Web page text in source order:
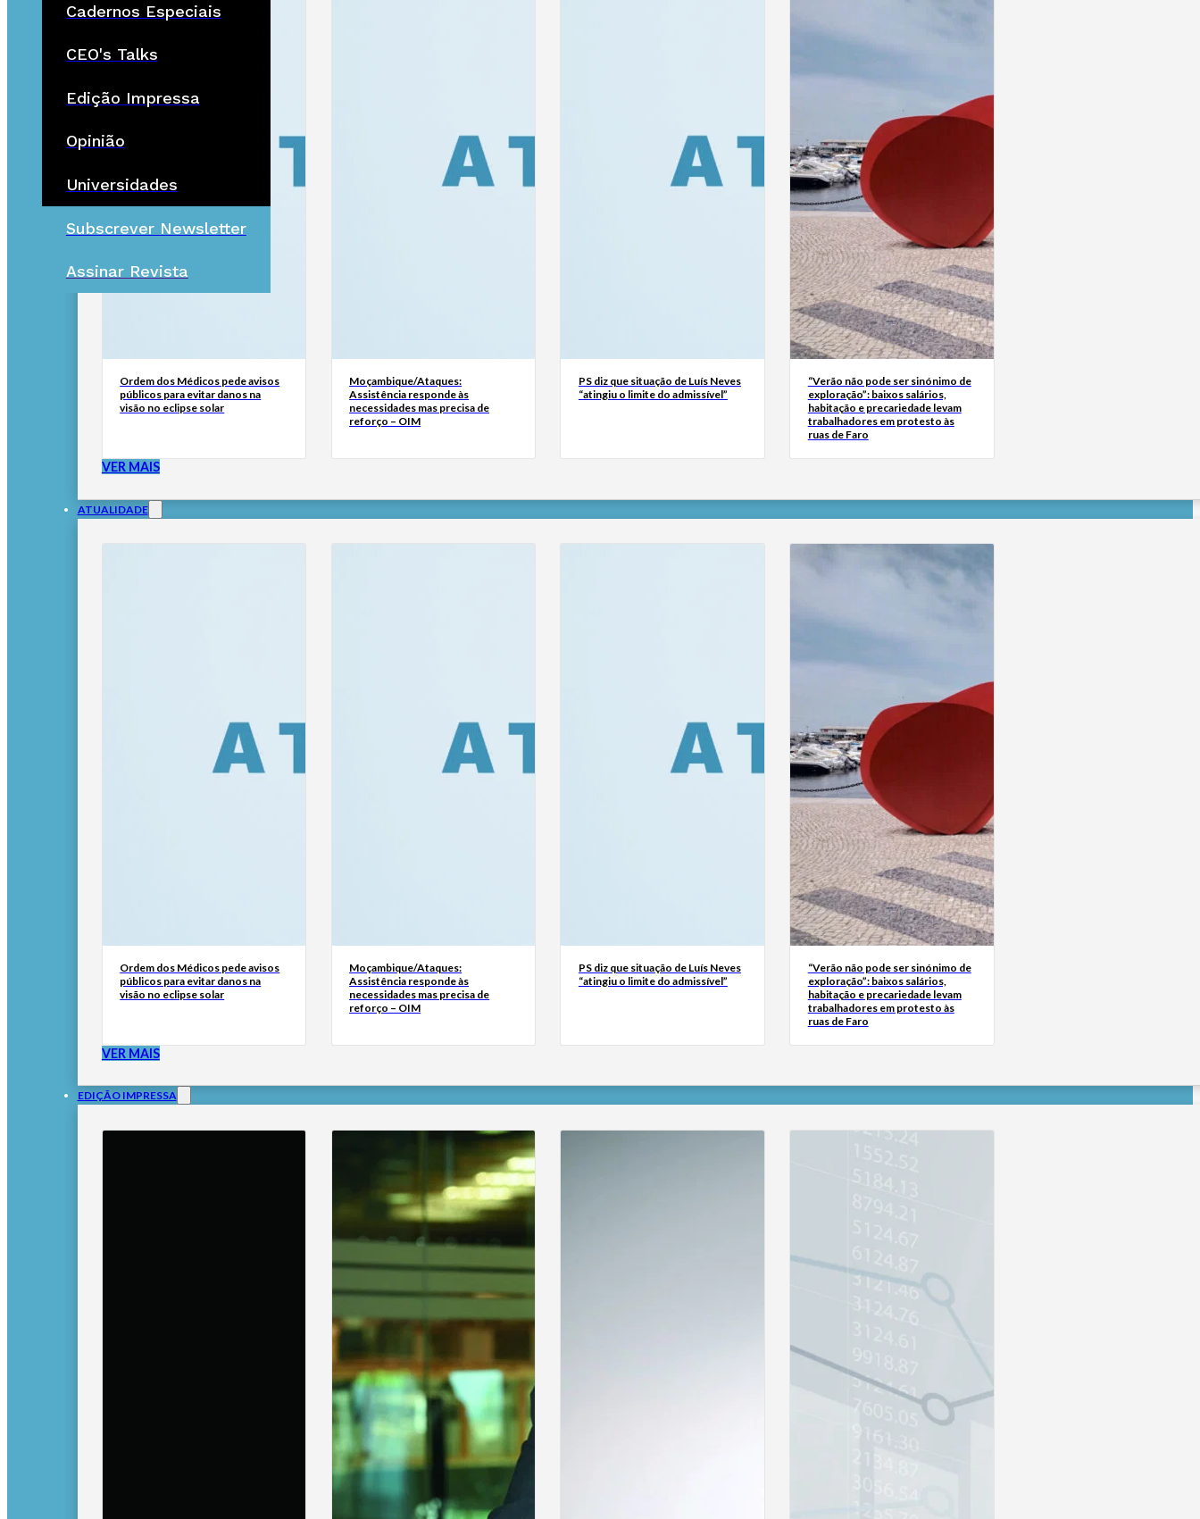
Cadernos Especiais
CEO's Talks
Edição Impressa
Opinião
Universidades
Subscrever Newsletter
Assinar Revista
Ordem dos Médicos pede avisos
públicos para evitar danos na
visão no eclipse solar
Moçambique/Ataques:
Assistência responde às
necessidades mas precisa de
reforço – OIM
PS diz que situação de Luís Neves
“atingiu o limite do admissível”
“Verão não pode ser sinónimo de
exploração”: baixos salários,
habitação e precariedade levam
trabalhadores em protesto às
ruas de Faro
VER MAIS
ATUALIDADE
Ordem dos Médicos pede avisos
públicos para evitar danos na
visão no eclipse solar
Moçambique/Ataques:
Assistência responde às
necessidades mas precisa de
reforço – OIM
PS diz que situação de Luís Neves
“atingiu o limite do admissível”
“Verão não pode ser sinónimo de
exploração”: baixos salários,
habitação e precariedade levam
trabalhadores em protesto às
ruas de Faro
VER MAIS
EDIÇÃO IMPRESSA